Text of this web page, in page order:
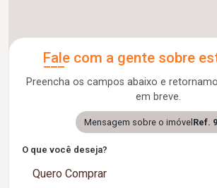
Fale com a gente sobre
Preencha os campos abaixo e
em breve.
Mensagem sobre o imóvel Ref.
O que você deseja?
Quero Comprar